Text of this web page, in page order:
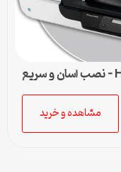
دانلود درایور اسکنر HP Scanjet N6310 – نصب آسان و سریع
مشاهده و خرید